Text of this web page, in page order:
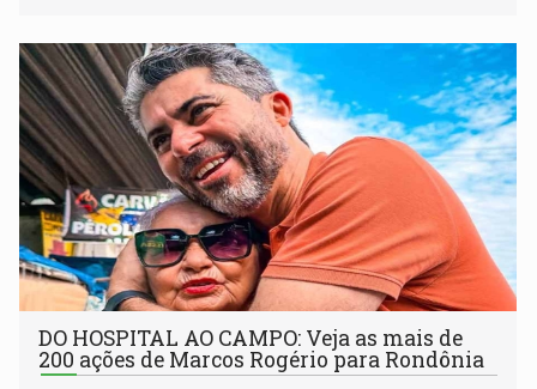
DO HOSPITAL AO CAMPO: Veja as mais de
200 ações de Marcos Rogério para Rondônia